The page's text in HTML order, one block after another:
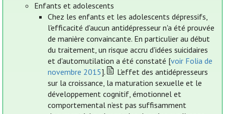
Enfants et adolescents
Chez les enfants et les adolescents dépressifs,
l'efficacité d'aucun antidépresseur n'a été prouvée
de manière convaincante. En particulier au début
du traitement, un risque accru d'idées suicidaires
et d'automutilation a été constaté [voir Folia de
novembre 2015].
L'effet des antidépresseurs
sur la croissance, la maturation sexuelle et le
développement cognitif, émotionnel et
comportemental n’est pas suffisamment